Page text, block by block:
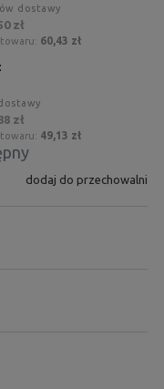
dostawy
zł
60,43 zł
zł
49,13 zł
dodaj do przechowalni